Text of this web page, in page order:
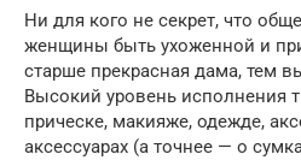
Ни для кого не секрет, что
женщины быть ухоженной и
старше прекрасная дама, тем
Высокий уровень исполнения
прическе, макияже, одежде,
аксессуарах (а точнее — о